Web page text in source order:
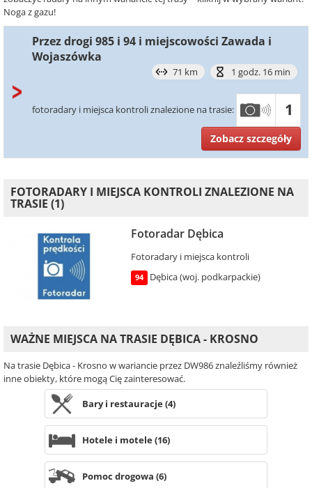
Noga z gazu!
Przez drogi 985 i 94 i miejscowości Zawada i
Wojaszówka
71 km 1 godz. 16 min
fotoradary i miejsca kontroli znalezione na trasie: 1
Zobacz szczegóły
FOTORADARY I MIEJSCA KONTROLI ZNALEZIONE NA
TRASIE (1)
Fotoradar Dębica
Fotoradary i miejsca kontroli
94 Dębica (woj. podkarpackie)
WAŻNE MIEJSCA NA TRASIE DĘBICA - KROSNO
Na trasie Dębica - Krosno w wariancie przez DW986 znaleźliśmy również
inne obiekty, które mogą Cię zainteresować.
Bary i restauracje (4)
Hotele i motele (16)
Pomoc drogowa (6)